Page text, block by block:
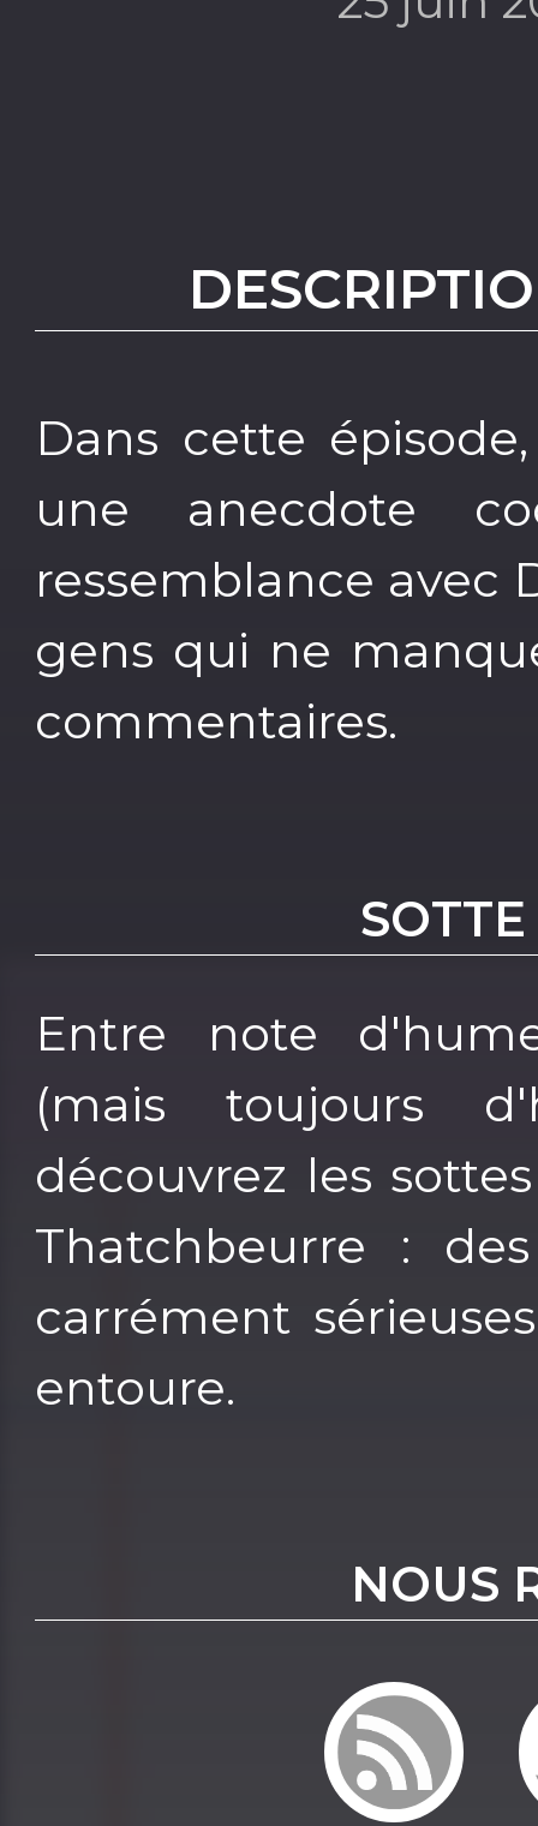
Dans cette
une anecdote
ressemblance avec
gens qui ne
commentaires.
Entre note
(mais toujours
découvrez les
Thatchbeurre :
carrément
entoure.
NOUS